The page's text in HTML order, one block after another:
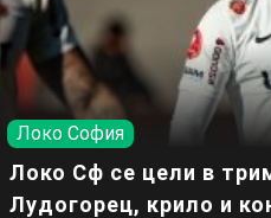
Локо София
Локо Сф се цели в
Лудогорец, крило и